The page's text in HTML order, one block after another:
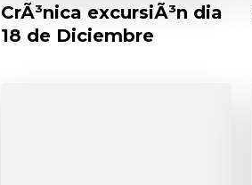
CrÃ³nica excursiÃ³n dia
18 de Diciembre